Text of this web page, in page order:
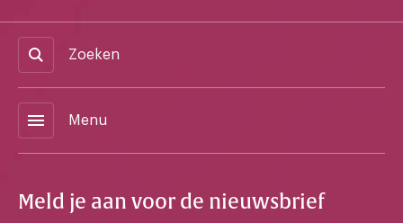
Zoeken
menu Menu
Meld je aan voor de nieuwsbrief